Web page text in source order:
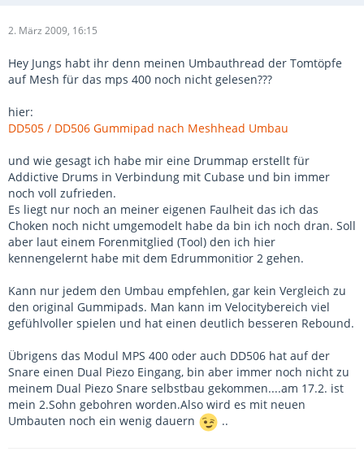
2. März 2009, 16:15
Hey Jungs habt ihr denn meinen Umbauthread der Tomtöpfe
auf Mesh für das mps 400 noch nicht gelesen???
hier:
DD505 / DD506 Gummipad nach Meshhead Umbau
und wie gesagt ich habe mir eine Drummap erstellt für
Addictive Drums in Verbindung mit Cubase und bin immer
noch voll zufrieden.
Es liegt nur noch an meiner eigenen Faulheit das ich das
Choken noch nicht umgemodelt habe da bin ich noch dran. Soll
aber laut einem Forenmitglied (Tool) den ich hier
kennengelernt habe mit dem Edrummonitior 2 gehen.
Kann nur jedem den Umbau empfehlen, gar kein Vergleich zu
den original Gummipads. Man kann im Velocitybereich viel
gefühlvoller spielen und hat einen deutlich besseren Rebound.
Übrigens das Modul MPS 400 oder auch DD506 hat auf der
Snare einen Dual Piezo Eingang, bin aber immer noch nicht zu
meinem Dual Piezo Snare selbstbau gekommen....am 17.2. ist
mein 2.Sohn gebohren worden.Also wird es mit neuen
Umbauten noch ein wenig dauern
..